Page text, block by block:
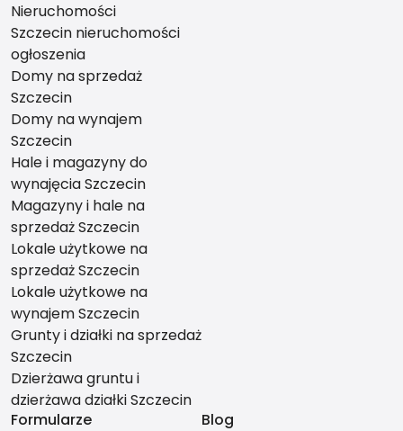
Nieruchomości
Szczecin nieruchomości
ogłoszenia
Domy na sprzedaż
Szczecin
Domy na wynajem
Szczecin
Hale i magazyny do
wynajęcia Szczecin
Magazyny i hale na
sprzedaż Szczecin
Lokale użytkowe na
sprzedaż Szczecin
Lokale użytkowe na
wynajem Szczecin
Grunty i działki na sprzedaż
Szczecin
Dzierżawa gruntu i
dzierżawa działki Szczecin
Formularze
Blog